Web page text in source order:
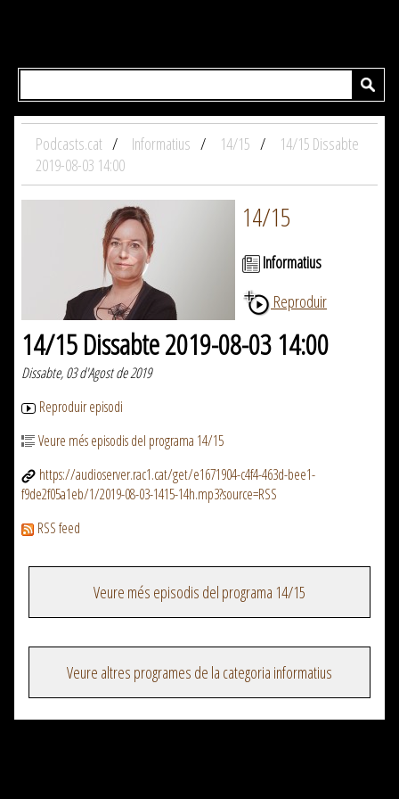
Podcasts.cat Informatius 14/15
14/15 Dissabte
2019-08-03 14:00
14/15
Informatius
Reproduir
14/15 Dissabte 2019-08-03 14:00
Dissabte, 03 d'Agost de 2019
Reproduir episodi
Veure més episodis del programa 14/15
https://audioserver.rac1.cat/get/e1671904-c4f4-463d-bee1-
f9de2f05a1eb/1/2019-08-03-1415-14h.mp3?source=RSS
RSS feed
Veure més episodis del programa 14/15
Veure altres programes de la categoria informatius